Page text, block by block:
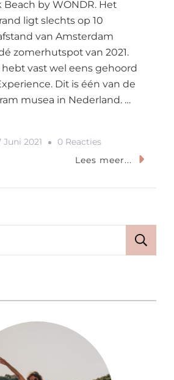
by WONDR. Het
ligt slechts op 10
van Amsterdam
zomerhutspot van 2021.
hebt vast wel eens gehoord
Dit is één van de
musea in Nederland. …
Juni 2021 0 ReactiesOp
Pink
Zomer
Lees meer...